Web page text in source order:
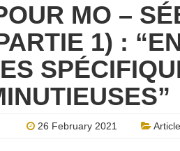
MO –
1) :
26 February 2021